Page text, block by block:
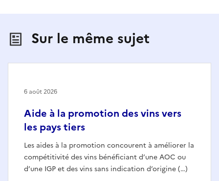
Sur le même sujet
Aide à la promotion des vins vers
les pays tiers
Les aides à la promotion concourent à améliorer la
compétitivité des vins bénéficiant d’une AOC ou
d’une IGP et des vins sans indication d’origine (…)
6 août 2026